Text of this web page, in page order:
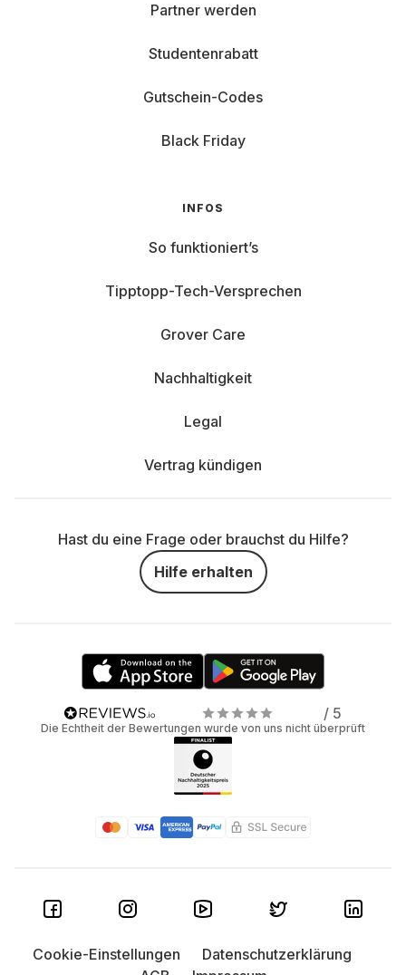
Partner werden
Studentenrabatt
Gutschein-Codes
Black Friday
INFOS
So funktioniert’s
Tipptopp-Tech-Versprechen
Grover Care
Nachhaltigkeit
Legal
Vertrag kündigen
Hast du eine Frage oder brauchst du Hilfe?
Hilfe erhalten
/ 5
Die Echtheit der Bewertungen wurde von uns nicht überprüft
Cookie-Einstellungen
Datenschutzerklärung